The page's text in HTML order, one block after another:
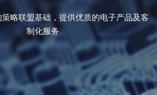
略联盟基础，提供优质的电子产品及客
制化服务